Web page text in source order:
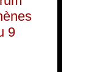
9